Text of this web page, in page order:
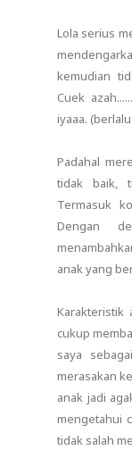
Lola serius
kemudian
Cuek
iyaaa.
Padahal
tidak baik,
Termasuk
Dengan
anak yang
Karakteristik
cukup
saya
merasakan
anak jadi
mengetahui
tidak salah